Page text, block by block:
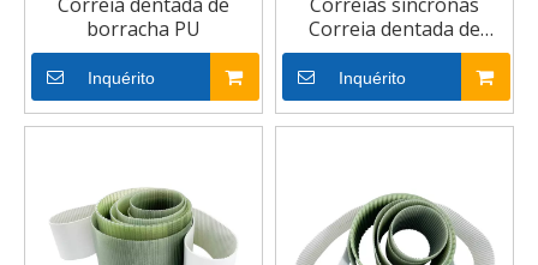
Correia dentada de
borracha PU
Inquérito
Correias síncronas
Correia dentada de
borracha PU
Inquérito